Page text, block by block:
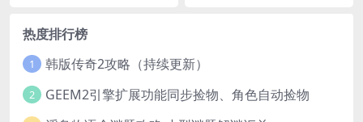
热度排行榜
1 韩版传奇2攻略（持续更新）
2 GEEM2引擎扩展功能同步捡物、角色自动捡物